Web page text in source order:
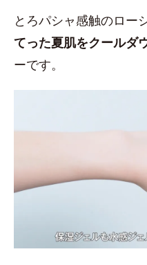
とろパシャ感触のロー
てった夏肌をクールダ
ーです。